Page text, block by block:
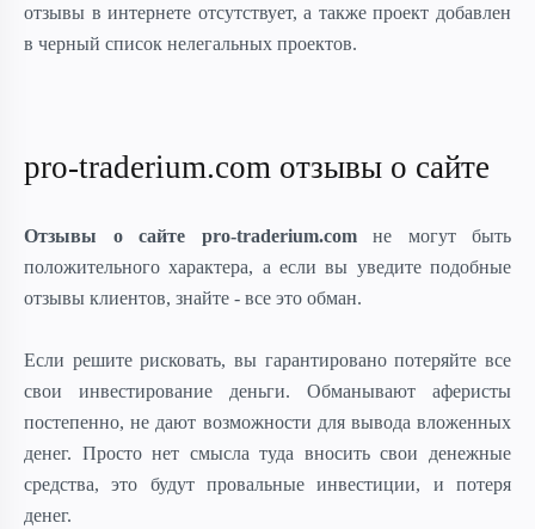
отзывы в интернете отсутствует, а также проект добавлен
в черный список нелегальных проектов.
pro-traderium.com отзывы о сайте
Отзывы о сайте pro-traderium.comне могут быть
положительного характера, а если вы уведите подобные
отзывы клиентов, знайте - все это обман.
Если решите рисковать, вы гарантировано потеряйте все
свои инвестирование деньги. Обманывают аферисты
постепенно, не дают возможности для вывода вложенных
денег. Просто нет смысла туда вносить свои денежные
средства, это будут провальные инвестиции, и потеря
денег.